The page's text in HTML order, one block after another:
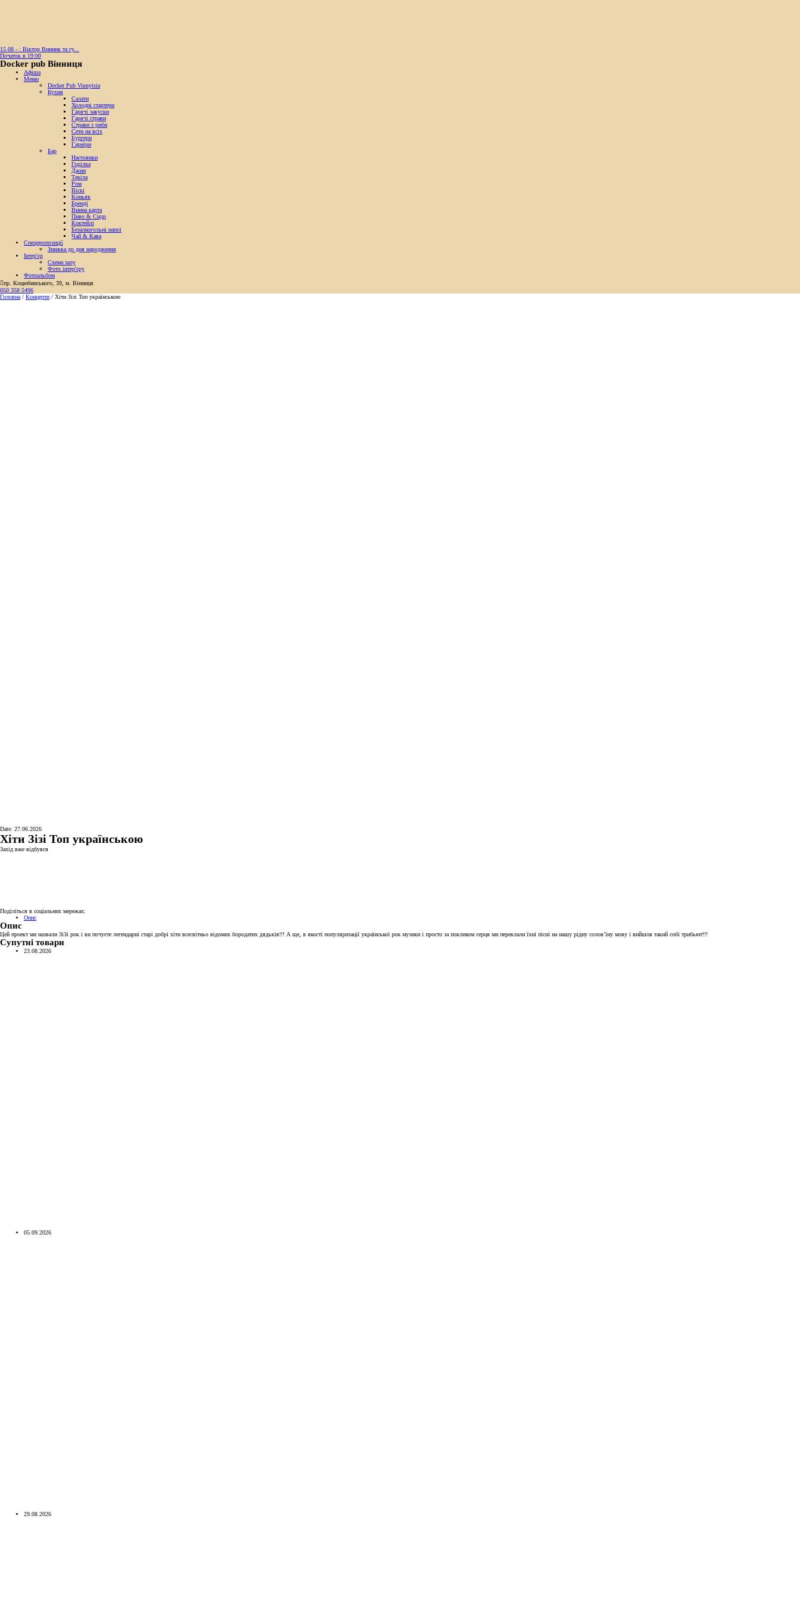
15.08 - : Віктор Винник та гу...
Початок в 19:00
Docker pub Вінниця
Афіша
Меню
Docker Pub Vinnytsia
Кухня
Салати
Холодні стартери
Гарячі закуски
Гарячі страви
Страви з риби
Сети на всіх
Бургери
Гарніри
Бар
Настоянки
Горілка
Джин
Текіла
Ром
Віскі
Коньяк
Бренді
Винна карта
Пиво & Сидр
Коктейлі
Безалкогольні напої
Чай & Кава
Спецпропозиції
Знижка до дня народження
Інтер'єр
Схема залу
Фото інтер'єру
Фотоальбом
пр. Коцюбинського, 39, м. Вінниця
050 358 5496
Головна / Концерти / Хіти Зізі Топ українською
Date: 27.06.2026
Хіти Зізі Топ українською
Захід вже відбувся
Поділіться в соціальних мережах:
Опис
Опис
Цей проект ми назвали ЗіЗі рок і ви почуєте легендарні старі добрі хіти всесвітньо відомих бородатих дядьків!!! А ще, в якості популяризації української рок музики і просто за покликом серця ми переклали їхні пісні на нашу рідну солов’їну мову і вийшов такий собі трибьют!!!
Супутні товари
23.08.2026
05.09.2026
29.08.2026